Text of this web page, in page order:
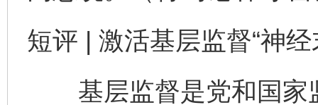
短评 | 激活基层监督“神经
基层监督是党和国家